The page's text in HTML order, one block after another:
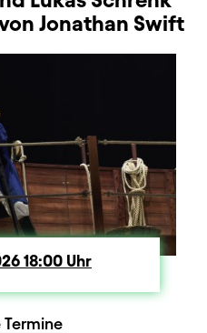
Jonathan Swift
18:00Uhr
Termine